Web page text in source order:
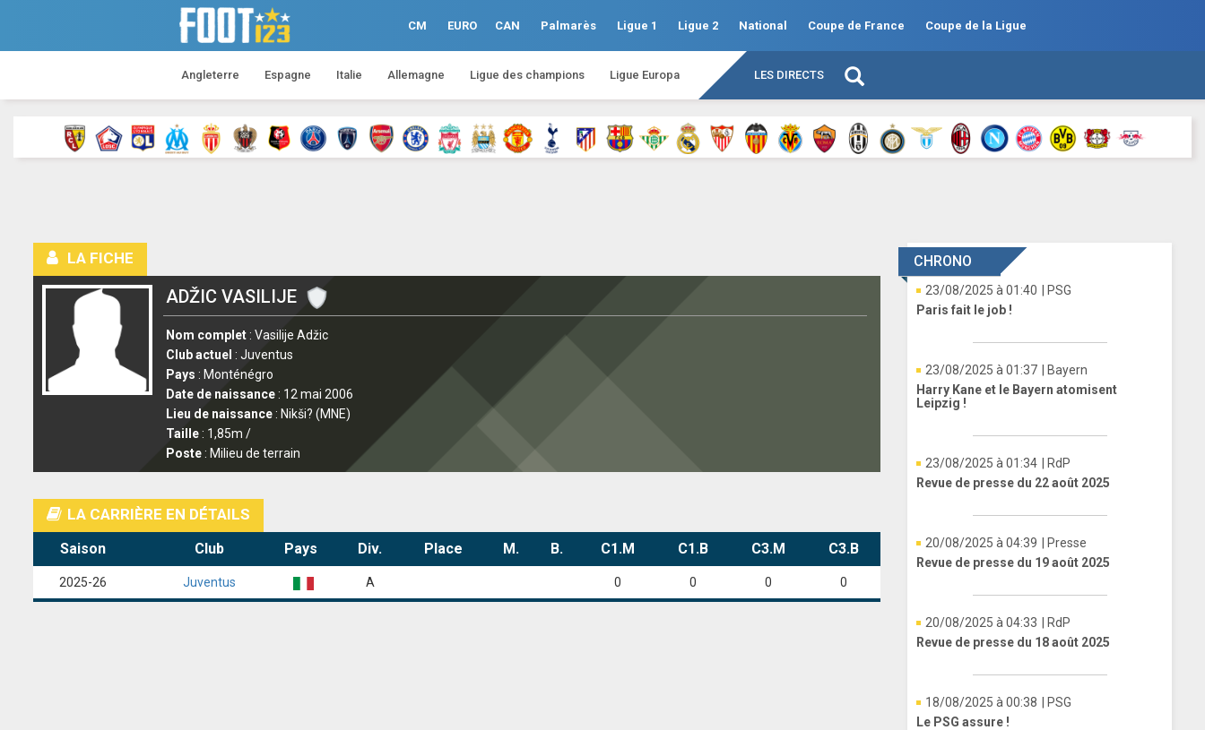
CM EURO CAN Palmarès Ligue 1 Ligue 2 National Coupe de France Coupe de la Ligue
Angleterre Espagne Italie Allemagne Ligue des champions Ligue Europa LES DIRECTS
LA FICHE
ADŽIC VASILIJE
Nom complet : Vasilije Adžic
Club actuel : Juventus
Pays : Monténégro
Date de naissance: 12 mai 2006
Lieu de naissance: Nikši? (MNE)
Taille: 1,85m /
Poste: Milieu de terrain
LA CARRIÈRE EN DÉTAILS
Saison Club Pays Div. Place M. B. C1.M C1.B C3.M C3.B
2025-26 Juventus A 0 0 0 0
CHRONO
23/08/2025 à 01:40
| PSG
Paris fait le job !
23/08/2025 à 01:37
| Bayern
Harry Kane et le Bayern atomisent
Leipzig !
23/08/2025 à 01:34
| RdP
Revue de presse du 22 août 2025
20/08/2025 à 04:39
| Presse
Revue de presse du 19 août 2025
20/08/2025 à 04:33
| RdP
Revue de presse du 18 août 2025
18/08/2025 à 00:38
| PSG
Le PSG assure !